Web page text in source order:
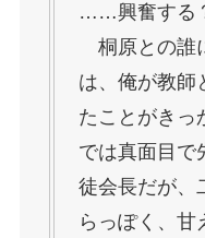
……興奮する
桐原との誰
は、俺が教師
たことがきっ
では真面目で
徒会長だが、
らっぽく、甘